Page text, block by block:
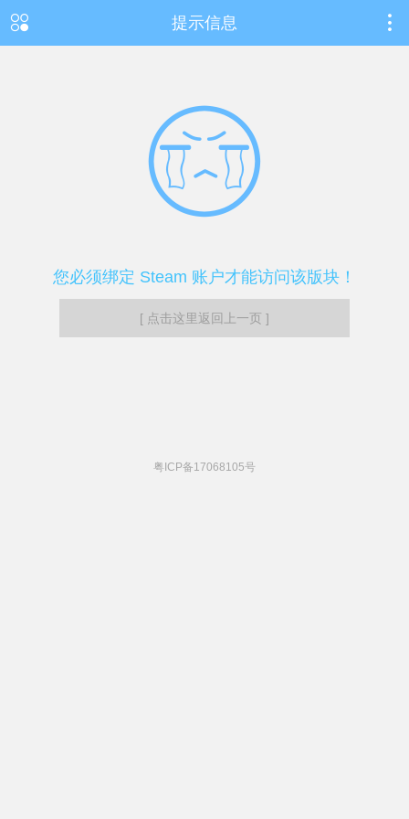
提示信息
您必须绑定 Steam 账户才能访问该版块！
[ 点击这里返回上一页 ]
粤ICP备17068105号